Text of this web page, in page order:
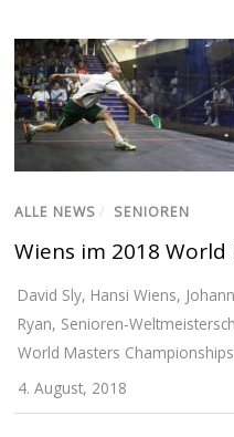
ALLE NEWS / SENIOREN
Wiens im 2018 World
David Sly, Hansi Wiens,
Ryan, Senioren-
World Masters Championships
4. August, 2018